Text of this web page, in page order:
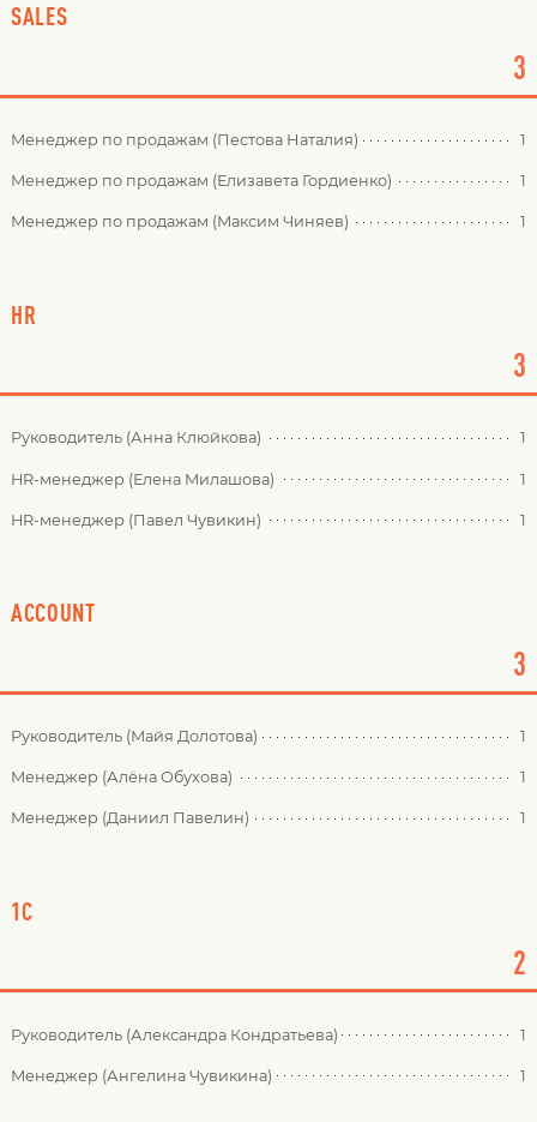
SALES
3
Менеджер по продажам (Пестова Наталия) 1
Менеджер по продажам (Елизавета Гордиенко) 1
Менеджер по продажам (Максим Чиняев) 1
HR
3
Руководитель (Анна Клюйкова) 1
HR-менеджер (Елена Милашова) 1
HR-менеджер (Павел Чувикин) 1
ACCOUNT
3
Руководитель (Майя Долотова) 1
Менеджер (Алёна Обухова) 1
Менеджер (Даниил Павелин) 1
1С
2
Руководитель (Александра Кондратьева) 1
Менеджер (Ангелина Чувикина) 1